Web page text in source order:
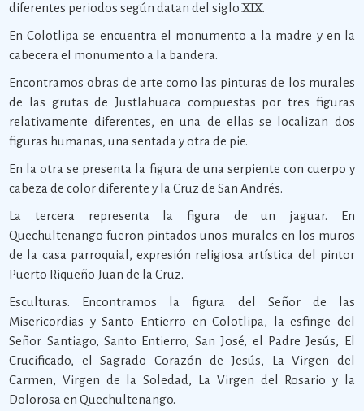
diferentes periodos según datan del siglo XIX.
En Colotlipa se encuentra el monumento a la madre y en la
cabecera el monumento a la bandera.
Encontramos obras de arte como las pinturas de los murales
de las grutas de Justlahuaca compuestas por tres figuras
relativamente diferentes, en una de ellas se localizan dos
figuras humanas, una sentada y otra de pie.
En la otra se presenta la figura de una serpiente con cuerpo y
cabeza de color diferente y la Cruz de San Andrés.
La tercera representa la figura de un jaguar. En
Quechultenango fueron pintados unos murales en los muros
de la casa parroquial, expresión religiosa artística del pintor
Puerto Riqueño Juan de la Cruz.
Esculturas. Encontramos la figura del Señor de las
Misericordias y Santo Entierro en Colotlipa, la esfinge del
Señor Santiago, Santo Entierro, San José, el Padre Jesús, El
Crucificado, el Sagrado Corazón de Jesús, La Virgen del
Carmen, Virgen de la Soledad, La Virgen del Rosario y la
Dolorosa en Quechultenango.